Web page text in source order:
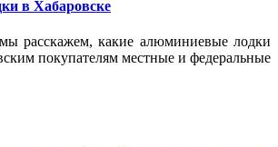
в Хабаровске
расскажем, какие алюминиевые лодки
покупателям местные и федеральные